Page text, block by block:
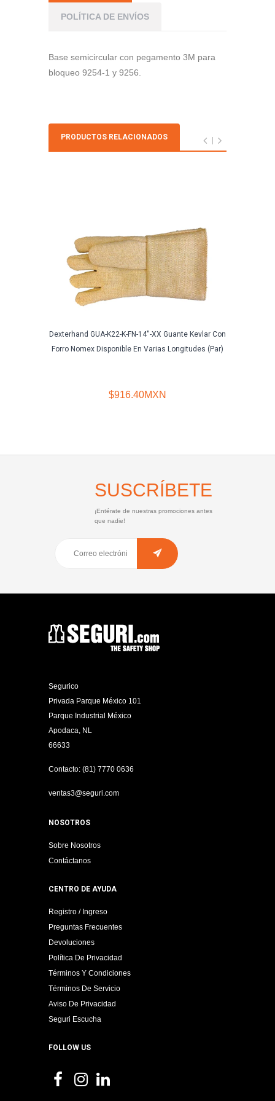
POLÍTICA DE ENVÍOS
Base semicircular con pegamento 3M para
bloqueo 9254-1 y 9256.
PRODUCTOS RELACIONADOS
Dexterhand GUA-K22-K-FN-14''-XX Guante Kevlar Con
Forro Nomex Disponible En Varias Longitudes (Par)
$916.40MXN
SUSCRÍBETE
¡Entérate de nuestras promociones antes
que nadie!
Segurico
Privada Parque México 101
Parque Industrial México
Apodaca, NL
66633
Contacto: (81) 7770 0636
ventas3@seguri.com
NOSOTROS
Sobre Nosotros
Contáctanos
CENTRO DE AYUDA
Registro / Ingreso
Preguntas Frecuentes
Devoluciones
Política De Privacidad
Términos Y Condiciones
Términos De Servicio
Aviso De Privacidad
Seguri Escucha
FOLLOW US